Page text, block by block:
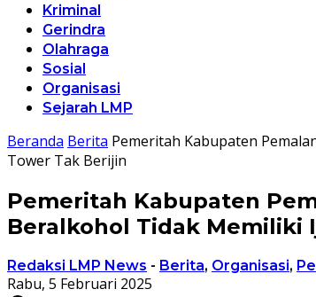
Kriminal
Gerindra
Olahraga
Sosial
Organisasi
Sejarah LMP
Beranda Berita Pemeritah Kabupaten
Tower Tak Berijin
Pemeritah Kabupaten
Beralkohol Tidak Memiliki
Redaksi LMP News - Berita, Organisasi,
Rabu, 5 Februari 2025